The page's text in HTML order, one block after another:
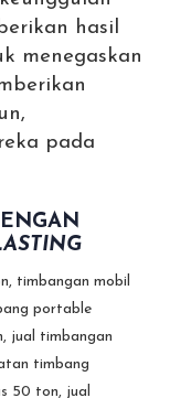
hasil
menegaskan
pada